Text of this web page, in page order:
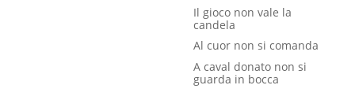
Il gioco non vale la
candela
Al cuor non si comanda
A caval donato non si
guarda in bocca